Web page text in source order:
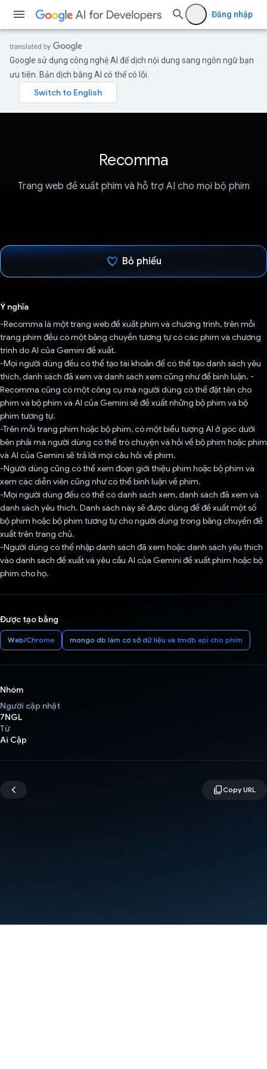
Đăng nhập
Google sử dụng công nghệ AI để dịch nội dung sang ngôn ngữ bạn
ưu tiên. Bản dịch bằng AI có thể có lỗi.
Recomma
Trang web đề xuất phim và hỗ trợ AI cho mọi bộ phim
Bỏ phiếu
Ý nghĩa
-Recomma là một trang web đề xuất phim và chương trình, trên mỗi
trang phim đều có một băng chuyền tương tự có các phim và chương
trình do AI của Gemini đề xuất.
-Mọi người dùng đều có thể tạo tài khoản để có thể tạo danh sách yêu
thích, danh sách đã xem và danh sách xem cũng như để bình luận. -
Recomma cũng có một công cụ mà người dùng có thể đặt tên cho
phim và bộ phim và AI của Gemini sẽ đề xuất những bộ phim và bộ
phim tương tự.
-Trên mỗi trang phim hoặc bộ phim, có một biểu tượng AI ở góc dưới
bên phải mà người dùng có thể trò chuyện và hỏi về bộ phim hoặc phim
và AI của Gemini sẽ trả lời mọi câu hỏi về phim.
-Người dùng cũng có thể xem đoạn giới thiệu phim hoặc bộ phim và
xem các diễn viên cũng như có thể bình luận về phim.
-Mọi người dùng đều có thể có danh sách xem, danh sách đã xem và
danh sách yêu thích. Danh sách này sẽ được dùng để đề xuất một số
bộ phim hoặc bộ phim tương tự cho người dùng trong băng chuyền đề
xuất trên trang chủ.
-Người dùng có thể nhập danh sách đã xem hoặc danh sách yêu thích
vào danh sách đề xuất và yêu cầu AI của Gemini đề xuất phim hoặc bộ
phim cho họ.
Được tạo bằng
Web/Chrome mongo db làm cơ sở dữ liệu và tmdb api cho phim
Nhóm
Người cập nhật
7NGL
Từ
Ai Cập